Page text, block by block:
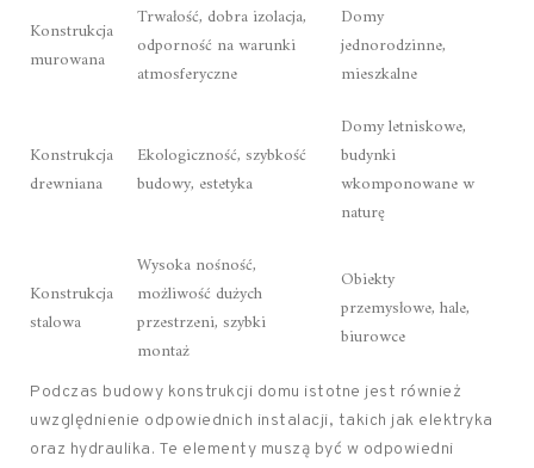
Konstrukcja
murowana
Trwałość, dobra izolacja,
odporność na warunki
atmosferyczne
Domy
jednorodzinne,
mieszkalne
Konstrukcja
drewniana
Ekologiczność, szybkość
budowy, estetyka
Domy letniskowe,
budynki
wkomponowane w
naturę
Konstrukcja
stalowa
Wysoka nośność,
możliwość dużych
przestrzeni, szybki
montaż
Obiekty
przemysłowe, hale,
biurowce
Podczas budowy konstrukcji domu istotne jest również
uwzględnienie odpowiednich instalacji, takich jak elektryka
oraz hydraulika. Te elementy muszą być w odpowiedni